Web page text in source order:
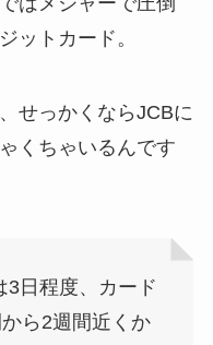
ットカード。
せっかくならJCBに
くちゃいるんです
3日程度、カード
ら2週間近くか